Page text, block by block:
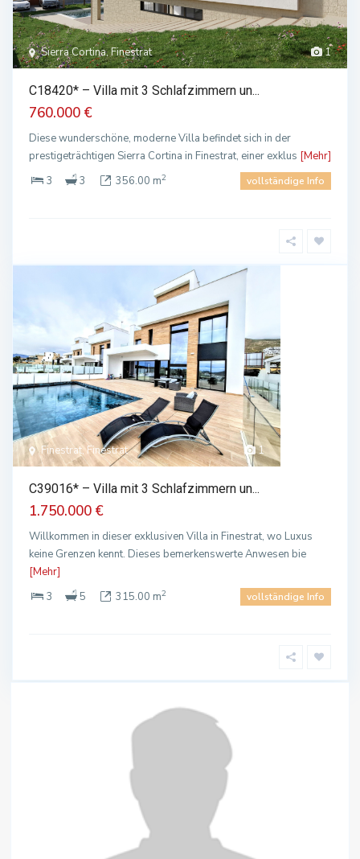
1
Sierra Cortina, Finestrat
C18420* – Villa mit 3 Schlafzimmern un...
760.000 €
Diese wunderschöne, moderne Villa befindet sich in der
prestigeträchtigen Sierra Cortina in Finestrat, einer exklus [Mehr]
3
3 356.00 m2 vollständige Info
1
Finestrat, Finestrat
C39016* – Villa mit 3 Schlafzimmern un...
1.750.000 €
Willkommen in dieser exklusiven Villa in Finestrat, wo Luxus
keine Grenzen kennt. Dieses bemerkenswerte Anwesen bie
[Mehr]
3
5 315.00 m2 vollständige Info